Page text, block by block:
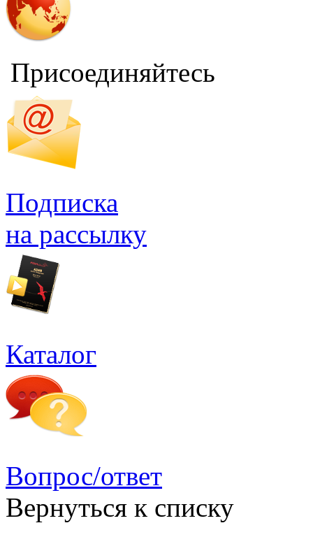
Присоединяйтесь
Подписка
на рассылку
Каталог
Вопрос/ответ
Вернуться к списку